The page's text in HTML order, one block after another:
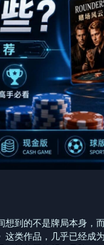
到的不是牌局本身，
这类作品，几乎已经成